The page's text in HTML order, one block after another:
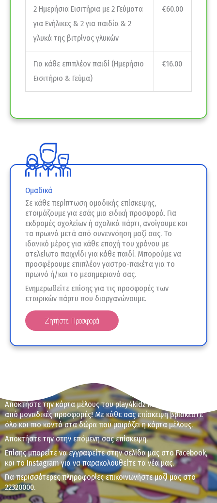
2 Ημερήσια Εισιτήρια με 2 Γεύματα
για Ενήλικες & 2 για παιδία & 2
γλυκά της βιτρίνας γλυκών
€60.00
Για κάθε επιπλέον παιδί (Ημερήσιο
Εισιτήριο & Γεύμα)
€16.00
Ομαδικά
Σε κάθε περίπτωση ομαδικής επίσκεψης,
ετοιμάζουμε για εσάς μια ειδική προσφορά. Για
εκδρομές σχολείων ή σχολικά πάρτι, ανοίγουμε και
τα πρωινά μετά από συνεννόηση μαζί σας. Το
ιδανικό μέρος για κάθε εποχή του χρόνου με
ατελείωτο παιχνίδι για κάθε παιδί. Μπορούμε να
προσφέρουμε επιπλέον γαστρο-πακέτα για το
πρωινό ή/και το μεσημεριανό σας.
Ενημερωθείτε επίσης για τις προσφορές των
εταιρικών πάρτυ που διοργανώνουμε.
Ζητήστε Προσφορά
Αποκτήστε την κάρτα μέλους του play4kidz και επωφεληθείτε
από μοναδικές προσφορές! Με κάθε σας επίσκεψη βρίσκεστε
όλο και πιο κοντά στα δώρα που μοιράζει η κάρτα μέλους.
Αποκτήστε την στην επόμενη σας επίσκεψη.
Επίσης μπορείτε να εγγραφείτε στην σελίδα μας στο Facebook,
και το Instagram για να παρακολουθείτε τα νέα μας.
Για περισσότερες πληροφορίες επικοινωνήστε μαζί μας στο
22320000.